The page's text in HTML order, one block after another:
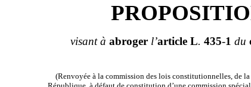
visant à abroger l’article L. 435-1 du
(Renvoyée à la commission des lois constitutionnelles, de